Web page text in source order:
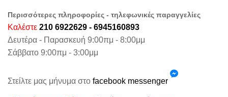
Περισσότερες πληροφορίες - τηλεφωνικές παραγγελίες
Καλέστε 210 6922629 - 6945160893
Δευτέρα - Παρασκευή 9:00πμ - 8:00μμ
Σάββατο 9:00πμ - 3:00μμ
Στείλτε μας μήνυμα στο facebook messenger